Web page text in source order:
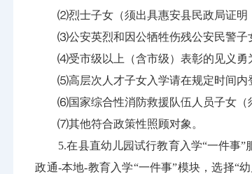
⑵烈士子女（须出具惠安县民政局证明，
⑶公安英烈和因公牺牲伤残公安民警子
⑷受市级以上（含市级）表彰的见义勇
⑸高层次人才子女入学请在规定时间内登
⑹国家综合性消防救援队伍人员子女（须
⑺其他符合政策性照顾对象。
5.在县直幼儿园试行教育入学“一件事”
政通-本地-教育入学“一件事”模块，选择“